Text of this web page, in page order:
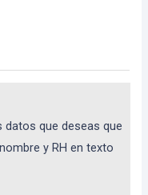
datos que deseas que
y RH en texto